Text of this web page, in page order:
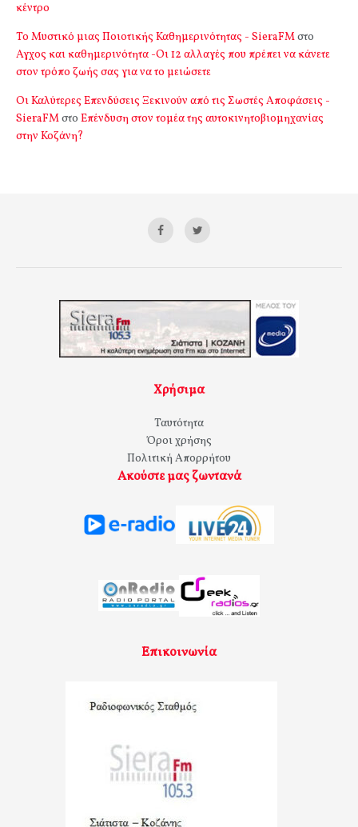
κέντρο
Το Μυστικό μιας Ποιοτικής Καθημερινότητας - SieraFMστο
Αγχος και καθημερινότητα -Οι 12 αλλαγές που πρέπει να κάνετε
στον τρόπο ζωής σας για να το μειώσετε
Οι Καλύτερες Επενδύσεις Ξεκινούν από τις Σωστές Αποφάσεις -
SieraFMστο Επένδυση στον τομέα της αυτοκινητοβιομηχανίας
στην Κοζάνη?
Χρήσιμα
Ταυτότητα
Όροι χρήσης
Πολιτική Απορρήτου
Ακούστε μας ζωντανά
Επικοινωνία